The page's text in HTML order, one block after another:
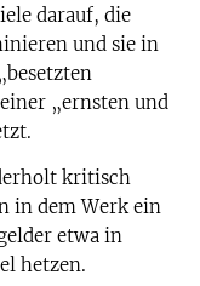
darauf, die
und sie in
„ernsten und
kritisch
in dem Werk ein
etwa in
hetzen.